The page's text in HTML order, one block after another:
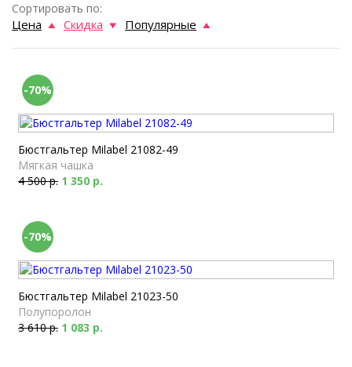
Сортировать по:
Цена Скидка Популярные
-70%
Бюстгальтер Milabel 21082-49
Мягкая чашка
4 500 р. 1 350 р.
-70%
Бюстгальтер Milabel 21023-50
Полупоролон
3 610 р. 1 083 р.